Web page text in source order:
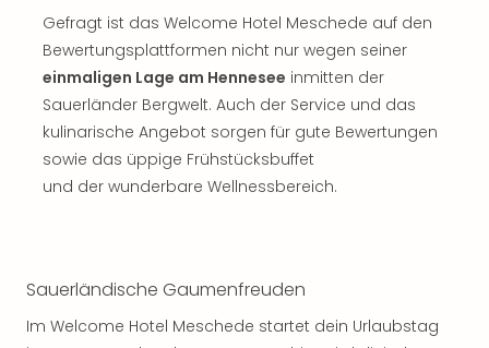
Gefragt ist das Welcome Hotel Meschede auf den
Bewertungsplattformen nicht nur wegen seiner
einmaligen Lage am Hennesee inmitten der
Sauerländer Bergwelt. Auch der Service und das
kulinarische Angebot sorgen für gute Bewertungen
sowie das üppige Frühstücksbuffet
und der wunderbare Wellnessbereich.
Sauerländische Gaumenfreuden
Im Welcome Hotel Meschede startet dein Urlaubstag